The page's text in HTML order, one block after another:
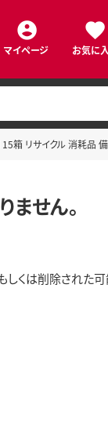
マイページ お気に
箱 リサイクル 消耗品
せん。
くは削除された可